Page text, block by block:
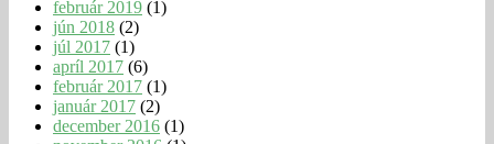
február 2019 (1)
jún 2018 (2)
júl 2017 (1)
apríl 2017 (6)
február 2017 (1)
január 2017 (2)
december 2016 (1)